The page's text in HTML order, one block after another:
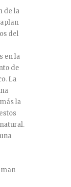
de la
del
en la
de
La
la